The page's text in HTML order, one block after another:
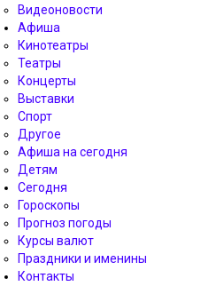
Видеоновости
Афиша
Кинотеатры
Театры
Концерты
Выставки
Спорт
Другое
Афиша на сегодня
Детям
Сегодня
Гороскопы
Прогноз погоды
Курсы валют
Праздники и именины
Контакты